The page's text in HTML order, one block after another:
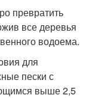
превратить
все деревья
водоема.
для
пески с
выше 2,5